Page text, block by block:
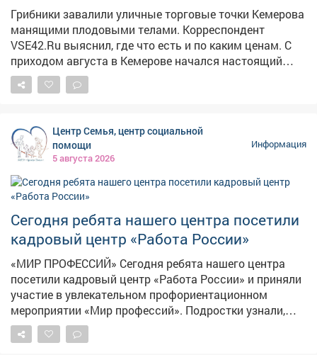
Грибники завалили уличные торговые точки Кемерова
манящими плодовыми телами. Корреспондент
VSE42.Ru выяснил, где что есть и по каким ценам. С
приходом августа в Кемерове начался настоящий
грибной бум: народные рынки так и распирает от
аппетитных грибочков, собранных вручную в лесу.
роскошные трофеи, а горожанам только и остаётся,
что разбирать лесное лакомство как горячие пирожки.
Центр Семья, центр социальной
помощи
5 августа 2026
Информация
Сегодня ребята нашего центра посетили
кадровый центр «Работа России»
«МИР ПРОФЕССИЙ» Сегодня ребята нашего центра
посетили кадровый центр «Работа России» и приняли
участие в увлекательном профориентационном
мероприятии «Мир профессий». Подростки узнали,
какие профессии востребованы в Кузбассе и стране,
чем они отличаются друг от друга и какую пользу